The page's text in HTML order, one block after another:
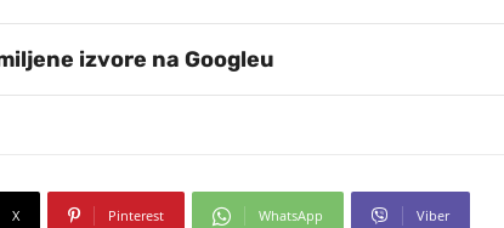
izvore na Googleu
X Pinterest WhatsApp Viber